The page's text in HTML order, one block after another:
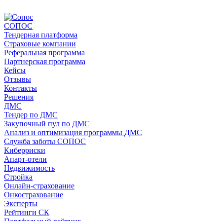
СОПОС
Тендерная платформа
Страховые компании
Реферальная программа
Партнерская программа
Кейсы
Отзывы
Контакты
Решения
ДМС
Тендер по ДМС
Закупочный пул по ДМС
Анализ и оптимизация программы ДМС
Служба заботы СОПОС
Киберриски
Апарт-отели
Недвижимость
Стройка
Онлайн-страхование
Онкострахование
Эксперты
Рейтинги СК